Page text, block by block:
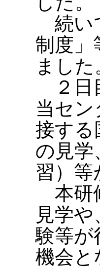
続い
制度」
ました
２日
当セ
接する
の見学
習）等
本研
見学
験等が
機会と